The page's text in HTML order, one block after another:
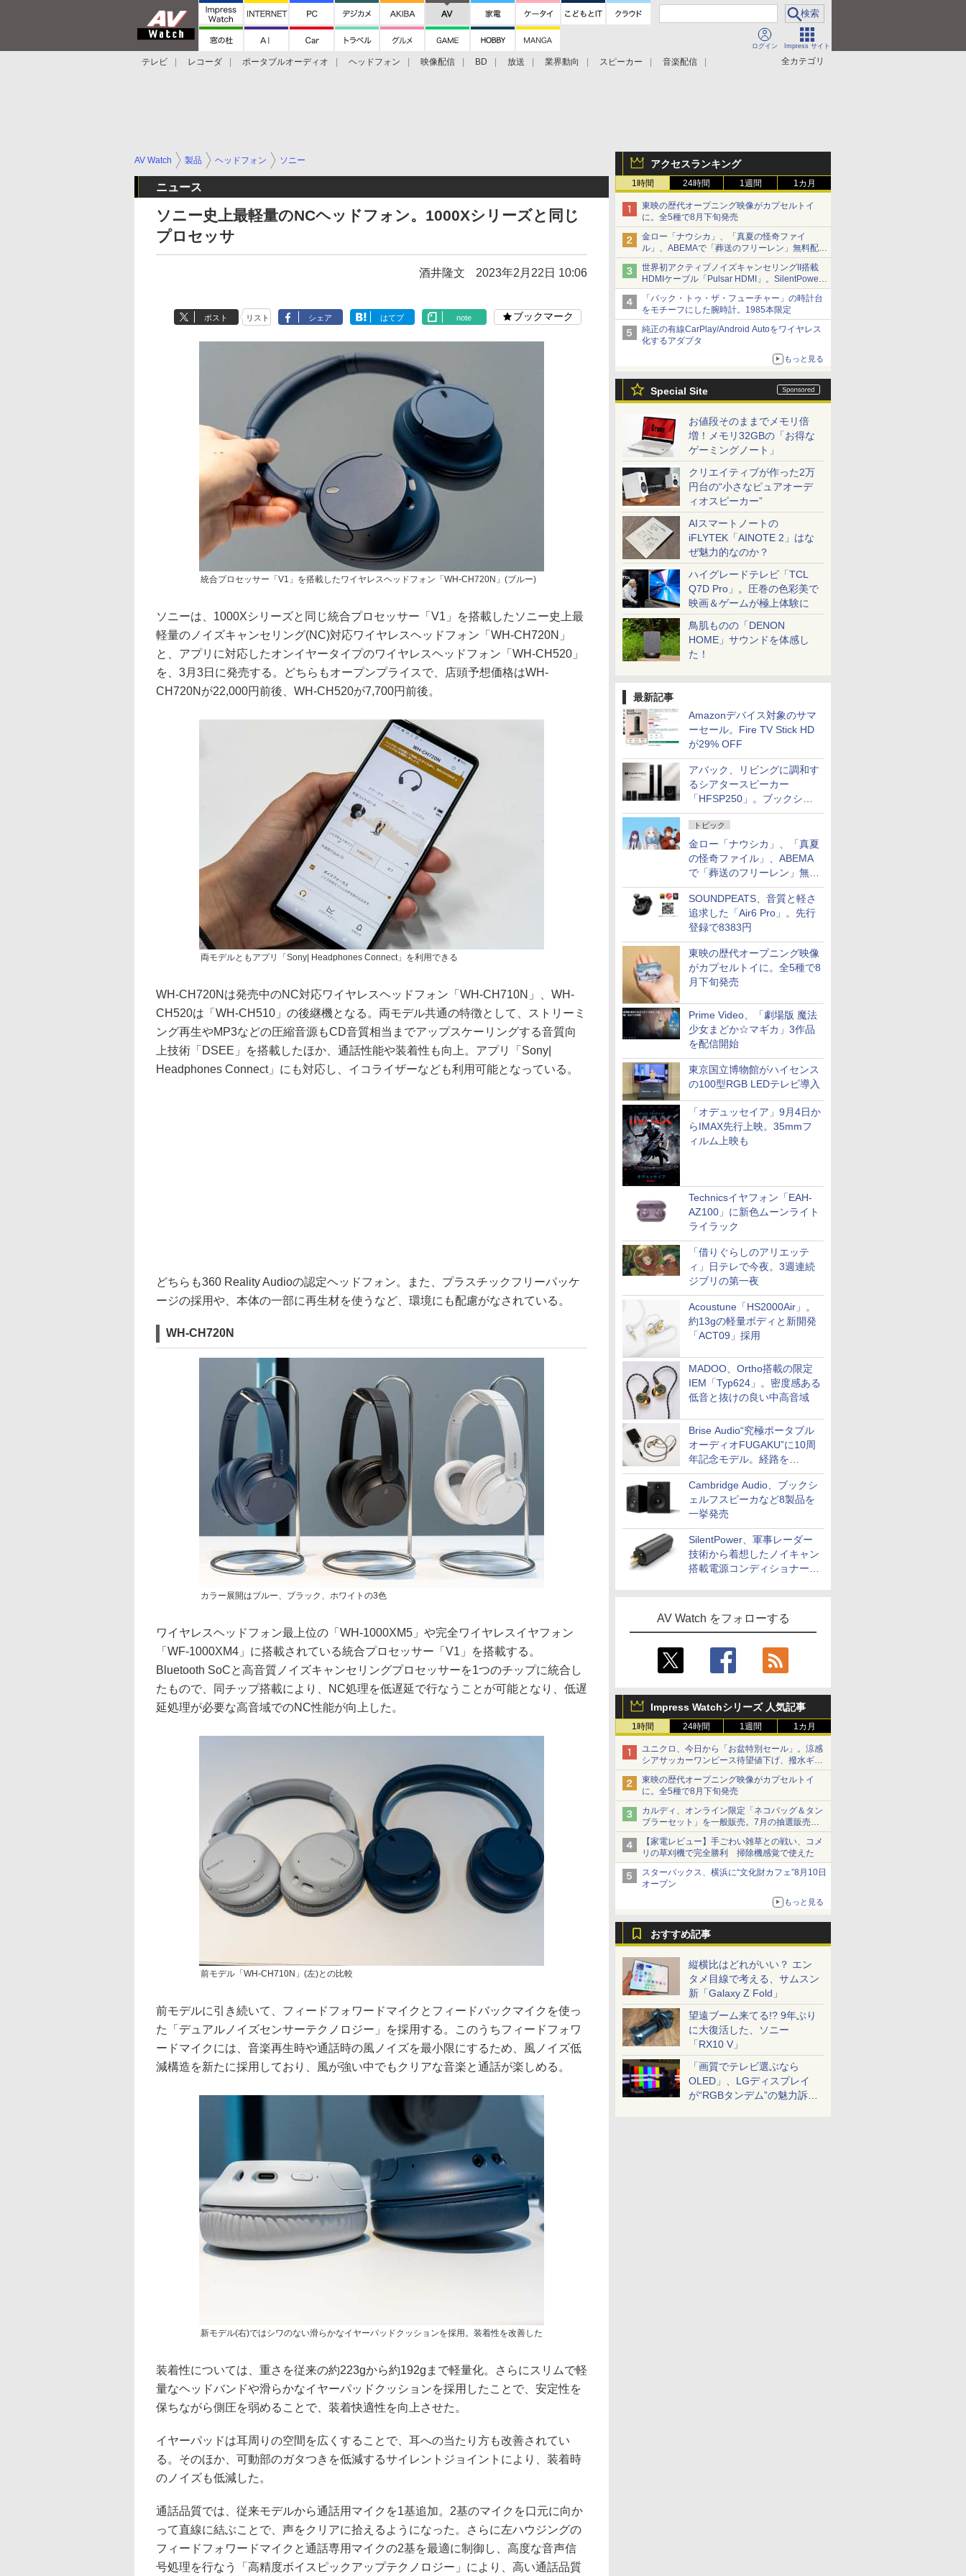
ログイン Impress サイト
全カテゴリ
テレビ レコーダ ポータブルオーディオ ヘッドフォン 映像配信 BD 放送 業界動向 スピーカー
音楽配信
アクセスランキング
1時間 24時間 1週間 1カ月
東映の歴代オープニング映像がカプセルトイ
に。全5種で8月下旬発売
金ロー「ナウシカ」、「真夏の怪奇ファイ
ル」、ABEMAで「葬送のフリーレン」無料配信
など。夏の特番・配信情報
世界初アクティブノイズキャンセリングII搭載
HDMIケーブル「Pulsar HDMI」。SilentPower
から
「バック・トゥ・ザ・フューチャー」の時計台
をモチーフにした腕時計。1985本限定
純正の有線CarPlay/Android Autoをワイヤレス
化するアダプタ
もっと見る
Special Site
お値段そのままでメモリ倍
増！メモリ32GBの「お得な
ゲーミングノート」
クリエイティブが作った2万
円台の“小さなピュアオーデ
ィオスピーカー”
AIスマートノートの
iFLYTEK「AINOTE 2」はな
ぜ魅力的なのか？
ハイグレードテレビ「TCL
Q7D Pro」。圧巻の色彩美で
映画＆ゲームが極上体験に
鳥肌ものの「DENON
HOME」サウンドを体感し
た！
最新記事
Amazonデバイス対象のサマ
ーセール。Fire TV Stick HD
が29% OFF
アバック、リビングに調和す
るシアタースピーカー
「HFSP250」。ブックシェ
ルフはペア3万円以下
トピック
金ロー「ナウシカ」、「真夏
の怪奇ファイル」、ABEMA
で「葬送のフリーレン」無料
配信など。夏の特番・配信情
報
SOUNDPEATS、音質と軽さ
追求した「Air6 Pro」。先行
登録で8383円
東映の歴代オープニング映像
がカプセルトイに。全5種で8
月下旬発売
Prime Video、「劇場版 魔法
少女まどか☆マギカ」3作品
を配信開始
東京国立博物館がハイセンス
の100型RGB LEDテレビ導入
「オデュッセイア」9月4日か
らIMAX先行上映。35mmフ
ィルム上映も
Technicsイヤフォン「EAH-
AZ100」に新色ムーンライト
ライラック
「借りぐらしのアリエッテ
ィ」日テレで今夜。3週連続
ジブリの第一夜
Acoustune「HS2000Air」。
約13gの軽量ボディと新開発
「ACT09」採用
MADOO、Ortho搭載の限定
IEM「Typ624」。密度感ある
低音と抜けの良い中高音域
Brise Audio“究極ポータブル
オーディオFUGAKU”に10周
年記念モデル。経路を
NISHIKIで統一。400万円
Cambridge Audio、ブックシ
ェルフスピーカなど8製品を
一挙発売
SilentPower、軍事レーダー
技術から着想したノイキャン
搭載電源コンディショナー
AV Watch をフォローする
Impress Watchシリーズ 人気記事
1時間 24時間 1週間 1カ月
ユニクロ、今日から「お盆特別セール」。涼感
シアサッカーワンピース待望値下げ、撥水ギア
ショーツは1990円に
東映の歴代オープニング映像がカプセルトイ
に。全5種で8月下旬発売
カルディ、オンライン限定「ネコバッグ＆タン
ブラーセット」を一般販売。7月の抽選販売の
当選無効分
【家電レビュー】手ごわい雑草との戦い、コメ
リの草刈機で完全勝利 掃除機感覚で使えた
スターバックス、横浜に“文化財カフェ”8月10日
オープン
もっと見る
おすすめ記事
縦横比はどれがいい？ エン
タメ目線で考える、サムスン
新「Galaxy Z Fold」
望遠ブーム来てる!? 9年ぶり
に大復活した、ソニー
「RX10 V」
「画質でテレビ選ぶなら
OLED」、LGディスプレイ
が“RGBタンデム”の魅力訴
AV Watch 製品 ヘッドフォン ソニー
ニュース
ソニー史上最軽量のNCヘッドフォン。1000Xシリーズと同じ
プロセッサ
酒井隆文 2023年2月22日 10:06
ポスト リスト シェア はてブ note ブックマーク
統合プロセッサー「V1」を搭載したワイヤレスヘッドフォン「WH-CH720N」(ブルー)
ソニーは、1000Xシリーズと同じ統合プロセッサー「V1」を搭載したソニー史上最
軽量のノイズキャンセリング(NC)対応ワイヤレスヘッドフォン「WH-CH720N」
と、アプリに対応したオンイヤータイプのワイヤレスヘッドフォン「WH-CH520」
を、3月3日に発売する。どちらもオープンプライスで、店頭予想価格はWH-
CH720Nが22,000円前後、WH-CH520が7,700円前後。
両モデルともアプリ「Sony| Headphones Connect」を利用できる
WH-CH720Nは発売中のNC対応ワイヤレスヘッドフォン「WH-CH710N」、WH-
CH520は「WH-CH510」の後継機となる。両モデル共通の特徴として、ストリーミ
ング再生やMP3などの圧縮音源もCD音質相当までアップスケーリングする音質向
上技術「DSEE」を搭載したほか、通話性能や装着性も向上。アプリ「Sony|
Headphones Connect」にも対応し、イコライザーなども利用可能となっている。
どちらも360 Reality Audioの認定ヘッドフォン。また、プラスチックフリーパッケ
ージの採用や、本体の一部に再生材を使うなど、環境にも配慮がなされている。
WH-CH720N
カラー展開はブルー、ブラック、ホワイトの3色
ワイヤレスヘッドフォン最上位の「WH-1000XM5」や完全ワイヤレスイヤフォン
「WF-1000XM4」に搭載されている統合プロセッサー「V1」を搭載する。
Bluetooth SoCと高音質ノイズキャンセリングプロセッサーを1つのチップに統合し
たもので、同チップ搭載により、NC処理を低遅延で行なうことが可能となり、低遅
延処理が必要な高音域でのNC性能が向上した。
前モデル「WH-CH710N」(左)との比較
前モデルに引き続いて、フィードフォワードマイクとフィードバックマイクを使っ
た「デュアルノイズセンサーテクノロジー」を採用する。このうちフィードフォワ
ードマイクには、音楽再生時や通話時の風ノイズを最小限にするため、風ノイズ低
減構造を新たに採用しており、風が強い中でもクリアな音楽と通話が楽しめる。
新モデル(右)ではシワのない滑らかなイヤーパッドクッションを採用。装着性を改善した
装着性については、重さを従来の約223gから約192gまで軽量化。さらにスリムで軽
量なヘッドバンドや滑らかなイヤーパッドクッションを採用したことで、安定性を
保ちながら側圧を弱めることで、装着快適性を向上させた。
イヤーパッドは耳周りの空間を広くすることで、耳への当たり方も改善されてい
る。そのほか、可動部のガタつきを低減するサイレントジョイントにより、装着時
のノイズも低減した。
通話品質では、従来モデルから通話用マイクを1基追加。2基のマイクを口元に向か
って直線に結ぶことで、声をクリアに拾えるようになった。さらに左ハウジングの
フィードフォワードマイクと通話専用マイクの2基を最適に制御し、高度な音声信
号処理を行なう「高精度ボイスピックアップテクノロジー」により、高い通話品質